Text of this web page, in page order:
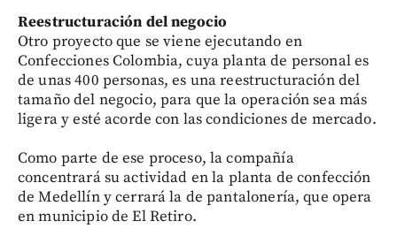
Reestructuración del negocio
Otro proyecto que se viene ejecutando en
Confecciones Colombia, cuya planta de personal es
de unas 400 personas, es una reestructuración del
tamaño del negocio, para que la operación sea más
ligera y esté acorde con las condiciones de mercado.
Como parte de ese proceso, la compañía
concentrará su actividad en la planta de confección
de Medellín y cerrará la de pantalonería, que opera
en municipio de El Retiro.